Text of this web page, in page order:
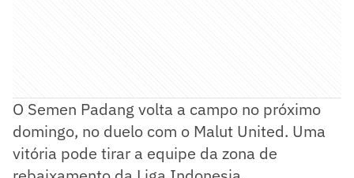
O Semen Padang volta a campo no próximo
domingo, no duelo com o Malut United. Uma
vitória pode tirar a equipe da zona de